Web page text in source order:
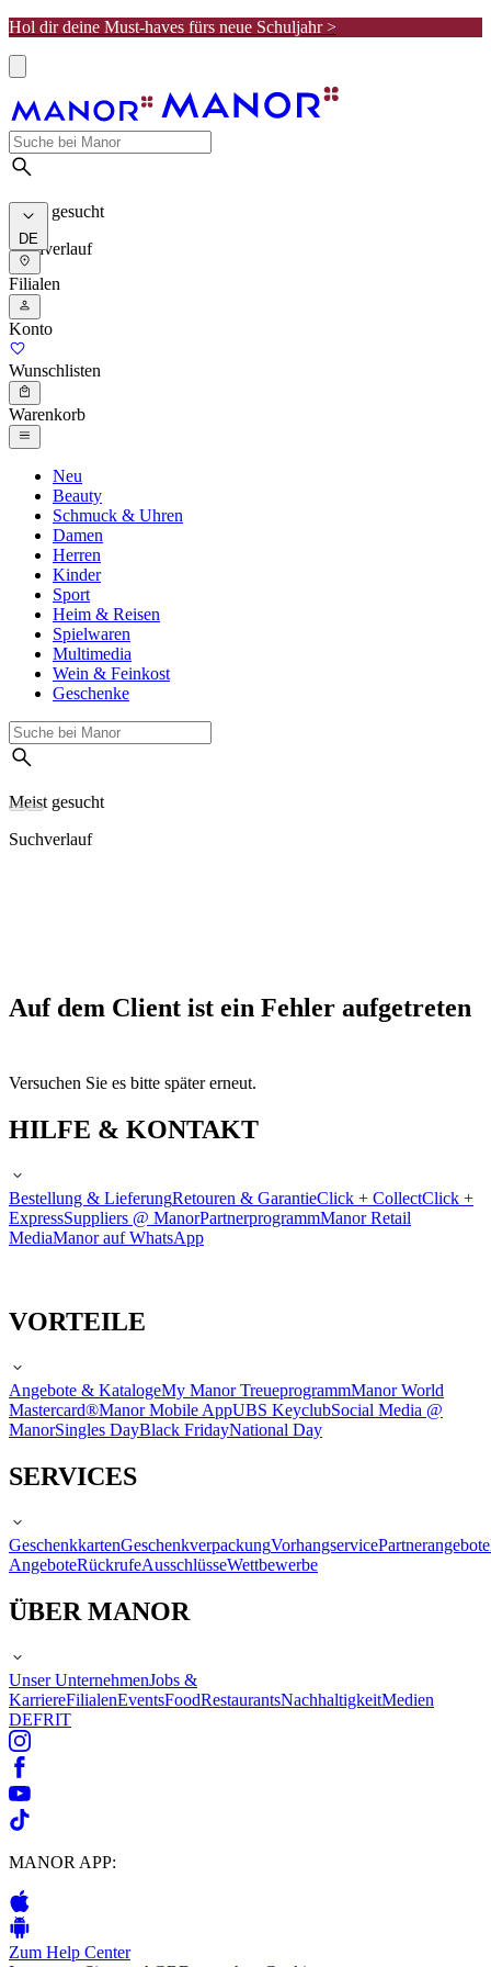
Hol dir deine Must-haves fürs neue Schuljahr >
Meist gesucht
Suchverlauf
DE
Filialen
Konto
Wunschlisten
Warenkorb
Neu
Beauty
Schmuck & Uhren
Damen
Herren
Kinder
Sport
Heim & Reisen
Spielwaren
Multimedia
Wein & Feinkost
Geschenke
Meist gesucht
Suchverlauf
Auf dem Client ist ein Fehler aufgetreten
Versuchen Sie es bitte später erneut.
HILFE & KONTAKT
Bestellung & LieferungRetouren & GarantieClick + CollectClick +
ExpressSuppliers @ ManorPartnerprogrammManor Retail
MediaManor auf WhatsApp
VORTEILE
Angebote & KatalogeMy Manor TreueprogrammManor World
Mastercard®Manor Mobile AppUBS KeyclubSocial Media @
ManorSingles DayBlack FridayNational Day
SERVICES
GeschenkkartenGeschenkverpackungVorhangservicePartnerangebote
AngeboteRückrufeAusschlüsseWettbewerbe
ÜBER MANOR
Unser UnternehmenJobs &
KarriereFilialenEventsFoodRestaurantsNachhaltigkeitMedien
DEFRIT
MANOR APP:
Zum Help Center